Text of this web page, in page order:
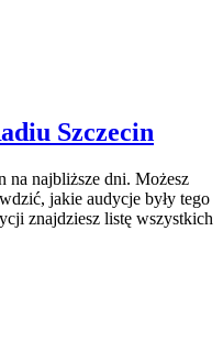
Szczecin
na najbliższe dni. Możesz
jakie audycje były tego
znajdziesz listę wszystkich